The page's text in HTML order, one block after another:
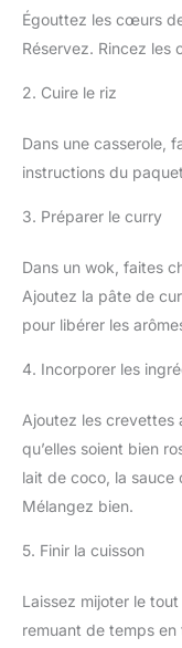
Égouttez les cœurs
Réservez. Rincez les
2. Cuire le riz
Dans une casserole,
instructions du
3. Préparer le curry
Dans un wok, faites
Ajoutez la pâte de
pour libérer les
4. Incorporer les
Ajoutez les crevettes
qu’elles soient bien
lait de coco, la sauce
Mélangez bien.
5. Finir la cuisson
Laissez mijoter le
remuant de temps en